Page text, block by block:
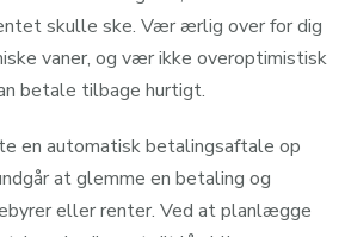
skulle ske. Vær ærlig over for dig
vaner, og vær ikke overoptimistisk
betale tilbage hurtigt.
en automatisk betalingsaftale op
at glemme en betaling og
eller renter. Ved at planlægge